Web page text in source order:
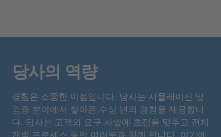
당사의 역량
경험은 소중한 이점입니다. 당사는 시뮬레이션 및
검증 분야에서 쌓아온 수십 년의 경험을 제공합니
다. 당사는 고객의 요구 사항에 초점을 맞추고 전체